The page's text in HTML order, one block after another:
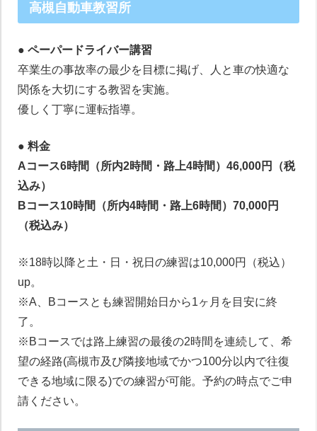
高槻自動車教習所
● ペーパードライバー講習
卒業生の事故率の最少を目標に掲げ、人と車の快適な
関係を大切にする教習を実施。
優しく丁寧に運転指導。
● 料金
Aコース6時間（所内2時間・路上4時間）46,000円（税
込み）
Bコース10時間（所内4時間・路上6時間）70,000円
（税込み）
※18時以降と土・日・祝日の練習は10,000円（税込）
up。
※A、Bコースとも練習開始日から1ヶ月を目安に終
了。
※Bコースでは路上練習の最後の2時間を連続して、希
望の経路(高槻市及び隣接地域でかつ100分以内で往復
できる地域に限る)での練習が可能。予約の時点でご申
請ください。